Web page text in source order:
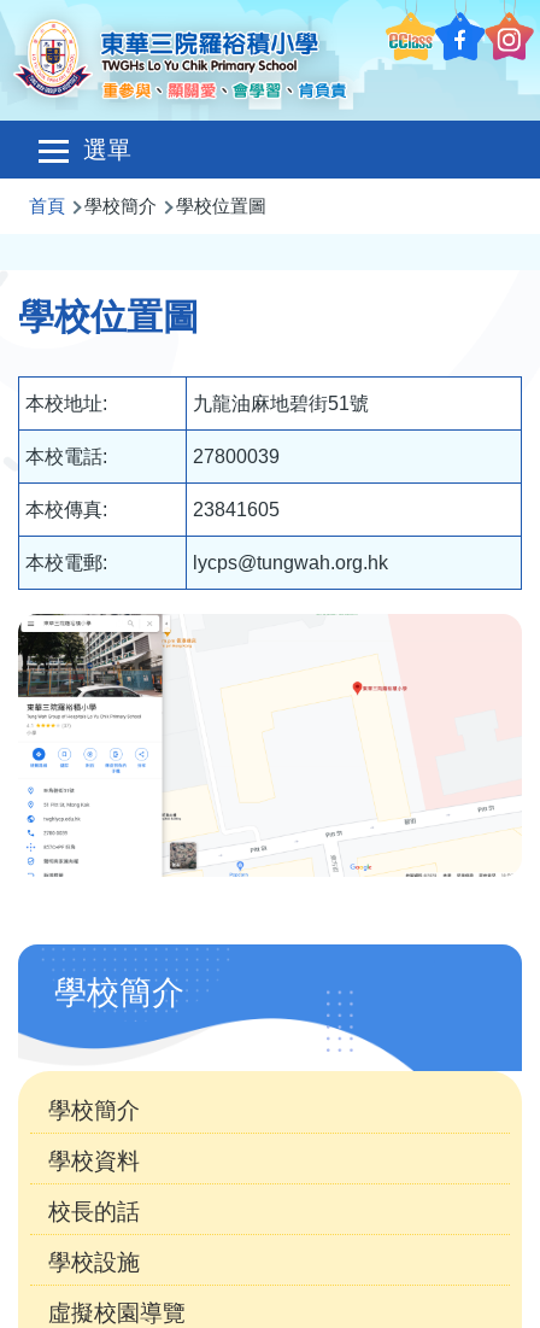
移至主內容
選單
Main
navigation
導
結
首頁 學校簡介 學校位置圖
學校位置圖
本校地址: 九龍油麻地碧街51號
本校電話: 27800039
本校傳真: 23841605
本校電郵: lycps@tungwah.org.hk
Main
navigation
(自
訂)
學校簡介
學校簡介
學校資料
校長的話
學校設施
虛擬校園導覽